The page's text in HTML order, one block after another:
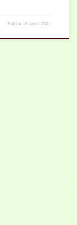
Publié 16 avril 2021